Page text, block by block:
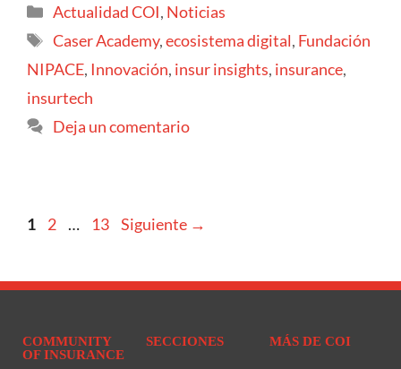
Actualidad COI, Noticias
Caser Academy,ecosistema digital, Fundación
NIPACE, Innovación, insur insights, insurance,
insurtech
Deja un comentario
1 2 … 13 Siguiente →
COMMUNITY
OF INSURANCE
SECCIONES MÁS DE COI